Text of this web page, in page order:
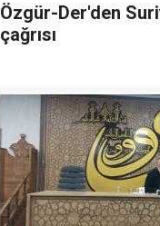
Özgür-Der'den
çağrısı